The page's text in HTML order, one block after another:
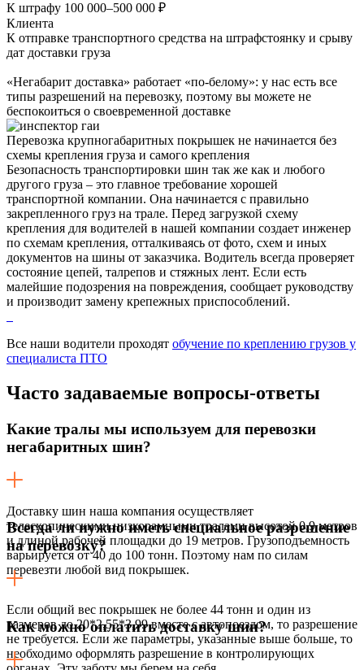
К штрафу 100 000–500 000 ₽
Клиента
К отправке транспортного средства на штрафстоянку и срыву
дат доставки груза
«Негабарит доставка» работает «по-белому»: у нас есть все
типы разрешений на перевозку, поэтому вы можете не
беспокоиться о своевременной доставке
Перевозка крупногабаритных покрышек не начинается без
схемы крепления груза и самого крепления
Безопасность транспортировки шин так же как и любого
другого груза – это главное требование хорошей
транспортной компании. Она начинается с правильно
закрепленного груз на трале. Перед загрузкой схему
крепления для водителей в нашей компании создает инженер
по схемам крепления, отталкиваясь от фото, схем и иных
документов на шины от заказчика. Водитель всегда проверяет
состояние цепей, талрепов и стяжных лент. Если есть
малейшие подозрения на повреждения, сообщает руководству
и производит замену крепежных приспособлений.
Все наши водители проходят обучение по креплению грузов у
специалиста ПТО
Часто задаваемые вопросы-ответы
Какие тралы мы используем для перевозки
негабаритных шин?
Доставку шин наша компания осуществляет
телескопическими низкорамными тралами высотой 0,9 метров
и длиной рабочей площадки до 19 метров. Грузоподъемность
варьируется от 40 до 100 тонн. Поэтому нам по силам
перевезти любой вид покрышек.
Всегда ли нужно иметь специальное разрешение
на перевозку?
Если общий вес покрышек не более 44 тонн и один из
размеров до 20*2,55*3,99 вместе с автопоездом, то разрешение
не требуется. Если же параметры, указанные выше больше, то
необходимо оформлять разрешение в контролирующих
Как можно оплатить доставку шин?